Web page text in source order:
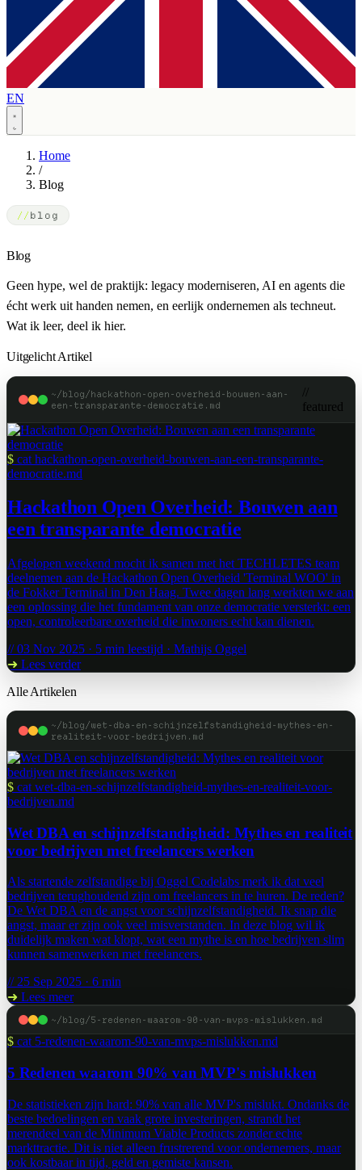
EN
Home
/
Blog
blog
Blog
Geen hype, wel de praktijk: legacy moderniseren, AI en agents die
écht werk uit handen nemen, en eerlijk ondernemen als techneut.
Wat ik leer, deel ik hier.
Uitgelicht Artikel
~/blog/hackathon-open-overheid-bouwen-aan-
een-transparante-democratie.md
featured
$ cat hackathon-open-overheid-bouwen-aan-een-transparante-
democratie.md
Hackathon Open Overheid: Bouwen aan
een transparante democratie
Afgelopen weekend mocht ik samen met het TECHLETES team
deelnemen aan de Hackathon Open Overheid 'Terminal WOO' in
de Fokker Terminal in Den Haag. Twee dagen lang werkten we aan
een oplossing die het fundament van onze democratie versterkt: een
open, controleerbare overheid die inwoners echt kan dienen.
// 03 Nov 2025 · 5 min leestijd · Mathijs Oggel
➜ Lees verder
Alle Artikelen
~/blog/wet-dba-en-schijnzelfstandigheid-mythes-en-
realiteit-voor-bedrijven.md
$ cat wet-dba-en-schijnzelfstandigheid-mythes-en-realiteit-voor-
bedrijven.md
Wet DBA en schijnzelfstandigheid: Mythes en realiteit
voor bedrijven met freelancers werken
Als startende zelfstandige bij Oggel Codelabs merk ik dat veel
bedrijven terughoudend zijn om freelancers in te huren. De reden?
De Wet DBA en de angst voor schijnzelfstandigheid. Ik snap die
angst, maar er zijn ook veel misverstanden. In deze blog wil ik
duidelijk maken wat klopt, wat een mythe is en hoe bedrijven slim
kunnen samenwerken met freelancers.
// 25 Sep 2025 · 6 min
➜ Lees meer
~/blog/5-redenen-waarom-90-van-mvps-mislukken.md
$ cat 5-redenen-waarom-90-van-mvps-mislukken.md
5 Redenen waarom 90% van MVP's mislukken
De statistieken zijn hard: 90% van alle MVP's mislukt. Ondanks de
beste bedoelingen en vaak grote investeringen, strandt het
merendeel van de Minimum Viable Products zonder echte
markttractie. Dit is niet alleen frustrerend voor ondernemers, maar
ook kostbaar in tijd, geld en gemiste kansen.